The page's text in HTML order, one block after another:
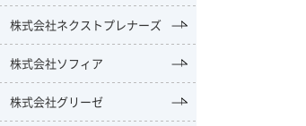
株式会社ネクストプレナーズ
株式会社ソフィア
株式会社グリーゼ